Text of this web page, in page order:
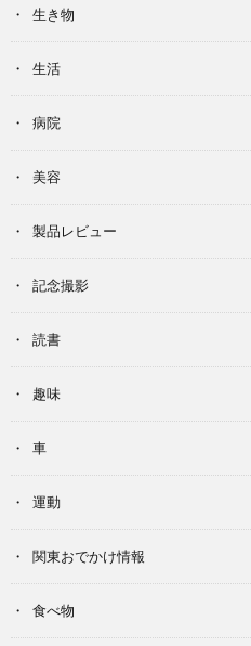
生き物
生活
病院
美容
製品レビュー
記念撮影
読書
趣味
車
運動
関東おでかけ情報
食べ物